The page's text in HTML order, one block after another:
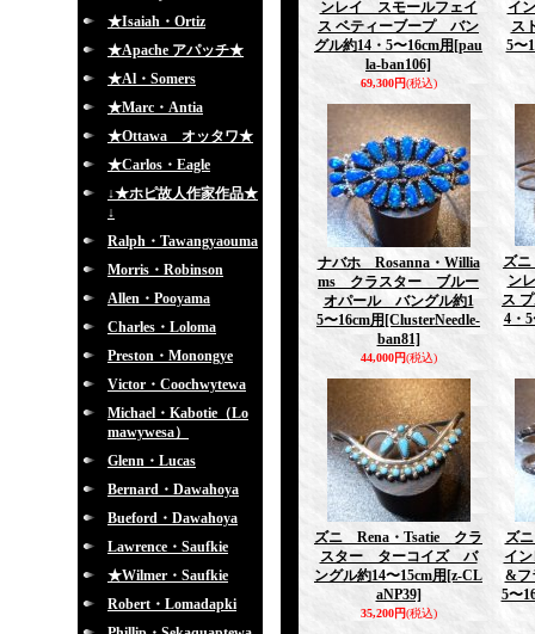
★Isaiah・Ortiz
★Apache アパッチ★
★Al・Somers
★Marc・Antia
★Ottawa オッタワ★
★Carlos・Eagle
↓★ホピ故人作家作品★
↓
Ralph・Tawangyaouma
Morris・Robinson
Allen・Pooyama
Charles・Loloma
Preston・Monongye
Victor・Coochwytewa
Michael・Kabotie（Lo
mawywesa）
Glenn・Lucas
Bernard・Dawahoya
Bueford・Dawahoya
Lawrence・Saufkie
★Wilmer・Saufkie
Robert・Lomadapki
ンレイ スモールフェイ
ス ベティーブープ バン
グル約14・5〜16cm用 [pau
la-ban106]
69,300円(税込)
イ
ス
5〜
ナバホ Rosanna・Willia
ms クラスター ブルー
オパール バングル約1
5〜16cm用 [ClusterNeedle-
ban81]
44,000円(税込)
ズ
ン
ス
4・
ズニ Rena・Tsatie クラ
スター ターコイズ バ
ングル約14〜15cm用 [z-CL
aNP39]
35,200円(税込)
ズ
イ
&フ
5〜